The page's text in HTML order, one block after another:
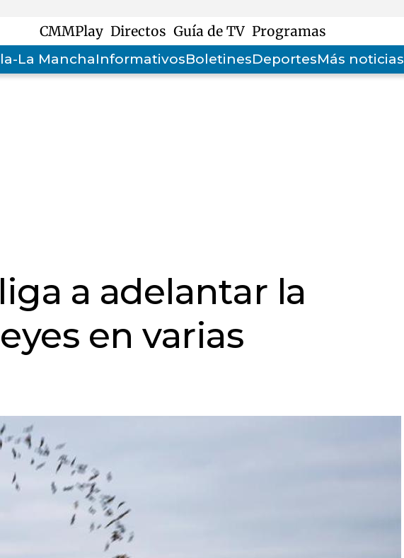
CMMPlay Directos Guía de TV Programas
La ManchaInformativosBoletinesDeportesMás noticias
a adelantar la
en varias